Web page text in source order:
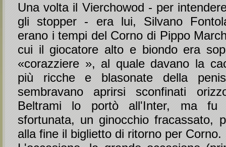
Una volta il Vierchowod - per
gli stopper - era lui, Silvano
erano i tempi del Corno di Pippo
cui il giocatore alto e biondo era
«corazziere », al quale davano la
più ricche e blasonate della
sembravano aprirsi sconfinati
Beltrami lo portò all'Inter, ma fu
sfortunata, un ginocchio fracassato,
alla fine il biglietto di ritorno per Corno.